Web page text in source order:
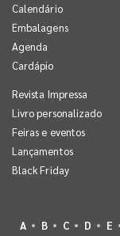
Calendário
Embalagens
Agenda
Cardápio
Revista Impressa
Livro personalizado
Feiras e eventos
Lançamentos
Black Friday
A B C D E